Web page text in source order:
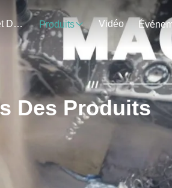
Au Sujet De Nous Produits Vidéo
Des Produits